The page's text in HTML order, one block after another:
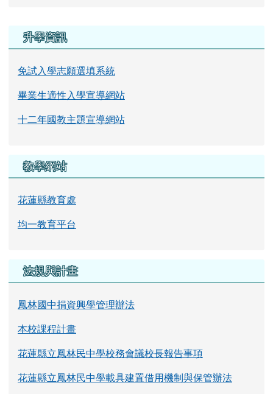
右邊區域內容
升學資訊
免試入學志願選填系統
畢業生適性入學宣導網站
十二年國教主題宣導網站
教學網站
花蓮縣教育處
均一教育平台
法規與計畫
鳳林國中捐資興學管理辦法
本校課程計畫
花蓮縣立鳳林民中學校務會議校長報告事項
花蓮縣立鳳林民中學載具建置借用機制與保管辦法